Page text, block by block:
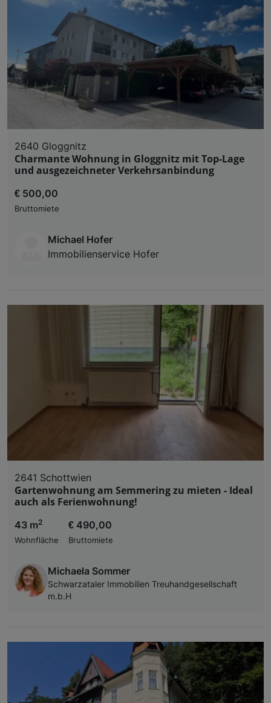
2640 Gloggnitz
Charmante Wohnung in Gloggnitz mit Top-Lage
und ausgezeichneter Verkehrsanbindung
€ 500,00
Bruttomiete
Michael Hofer
Immobilienservice Hofer
2641 Schottwien
Gartenwohnung am Semmering zu mieten - Ideal
auch als Ferienwohnung!
43 m2
Wohnfläche
€ 490,00
Bruttomiete
Michaela Sommer
Schwarzataler Immobilien Treuhandgesellschaft
m.b.H